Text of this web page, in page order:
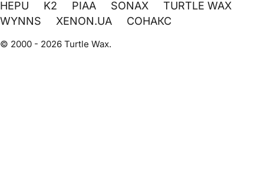
HEPU K2 PIAA SONAX
TURTLE WAX
WYNNS
XENON.UA СОНАКС
© 2000 - 2026 Turtle Wax.